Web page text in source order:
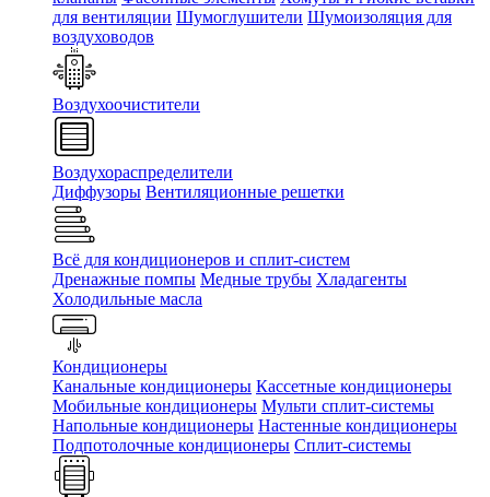
для вентиляции Шумоглушители Шумоизоляция для
воздуховодов
Воздухоочистители
Воздухораспределители
Диффузоры Вентиляционные решетки
Всё для кондиционеров и сплит-систем
Дренажные помпы Медные трубы Хладагенты
Холодильные масла
Кондиционеры
Канальные кондиционеры Кассетные кондиционеры
Мобильные кондиционеры Мульти сплит-системы
Напольные кондиционеры Настенные кондиционеры
Подпотолочные кондиционеры Сплит-системы